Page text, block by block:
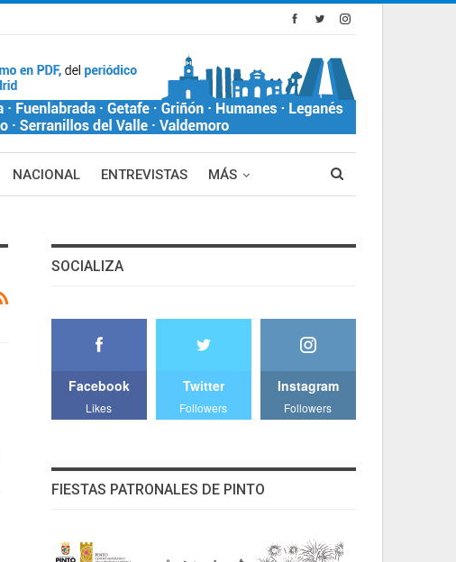
NACIONAL ENTREVISTAS MÁS
SOCIALIZA
Facebook
Likes
Twitter
Followers
Instagram
Followers
FIESTAS PATRONALES DE PINTO